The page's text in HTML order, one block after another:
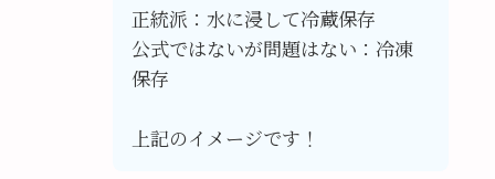
正統派：水に浸して冷蔵保存
公式ではないが問題はない：冷凍
保存
上記のイメージです！